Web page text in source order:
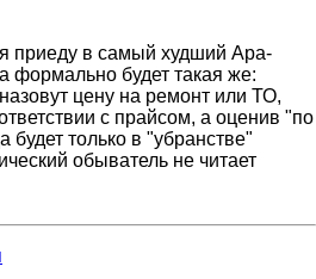
я приеду в самый худший Ара-
формально будет такая же:
цену на ремонт или ТО,
с прайсом, а оценив "по
только в "убранстве"
обыватель не читает